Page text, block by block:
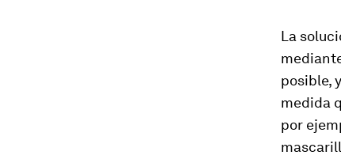
La
posible,
medida
por